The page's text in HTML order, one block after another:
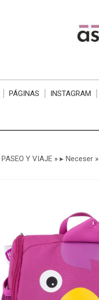
PÁGINAS INSTAGRAM
PASEO Y VIAJE» ▸ Neceser»